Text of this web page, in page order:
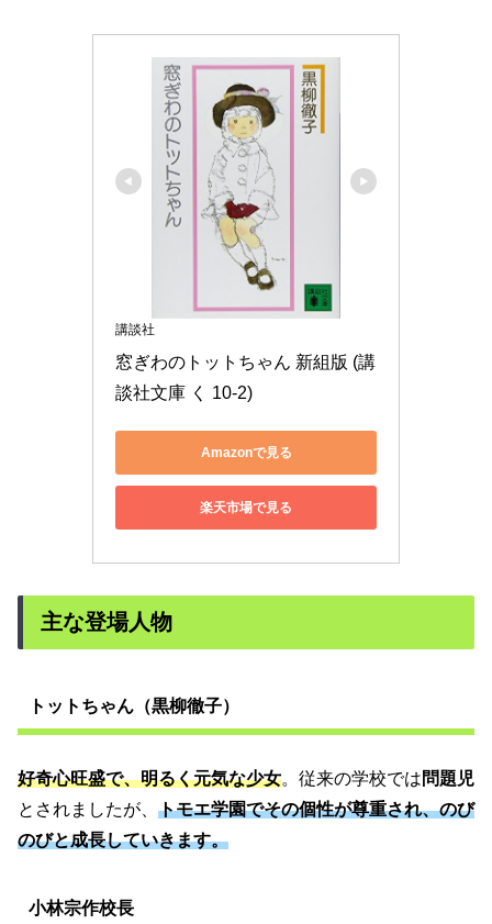
講談社
窓ぎわのトットちゃん 新組版 (講
談社文庫 く 10-2)
Amazonで見る
楽天市場で見る
主な登場人物
トットちゃん（黒柳徹子）
好奇心旺盛で、明るく元気な少女。従来の学校では問題児
とされましたが、 トモエ学園でその個性が尊重され、のび
のびと成長していきます。
小林宗作校長